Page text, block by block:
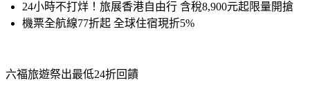
24小時不打烊！旅展香港自由行 含稅8,900元起限量開搶
機票全航線77折起 全球住宿現折5%
六福旅遊祭出最低24折回饋